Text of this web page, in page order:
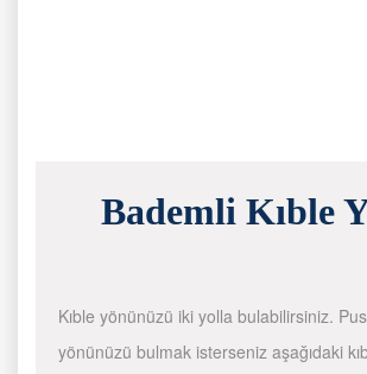
Bademli Kıble
Kıble yönünüzü iki yolla bulabilirsiniz.
yönünüzü bulmak isterseniz aşağıdaki